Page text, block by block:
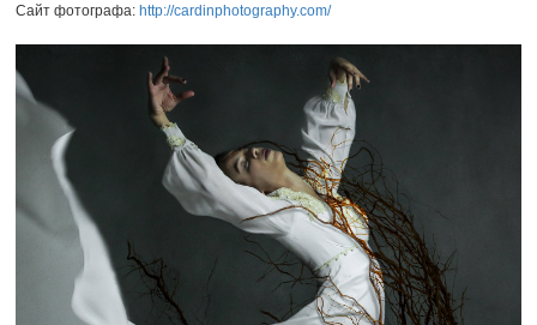
Сайт фотографа: http://cardinphotography.com/